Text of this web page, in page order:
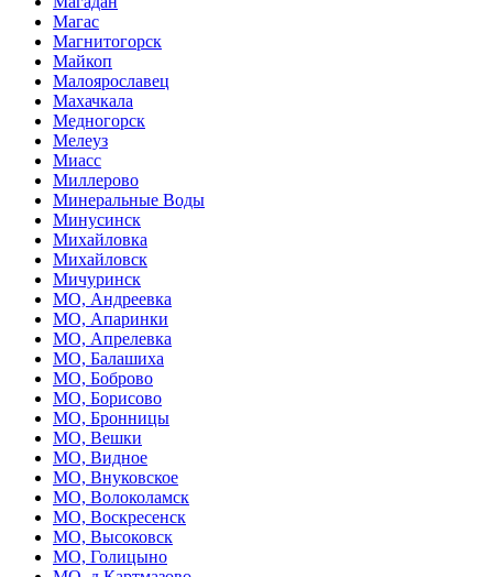
Магас
Магнитогорск
Майкоп
Малоярославец
Махачкала
Медногорск
Мелеуз
Миасс
Миллерово
Минеральные Воды
Минусинск
Михайловка
Михайловск
Мичуринск
МО, Андреевка
МО, Апаринки
МО, Апрелевка
МО, Балашиха
МО, Боброво
МО, Борисово
МО, Бронницы
МО, Вешки
МО, Видное
МО, Внуковское
МО, Волоколамск
МО, Воскресенск
МО, Высоковск
МО, Голицыно